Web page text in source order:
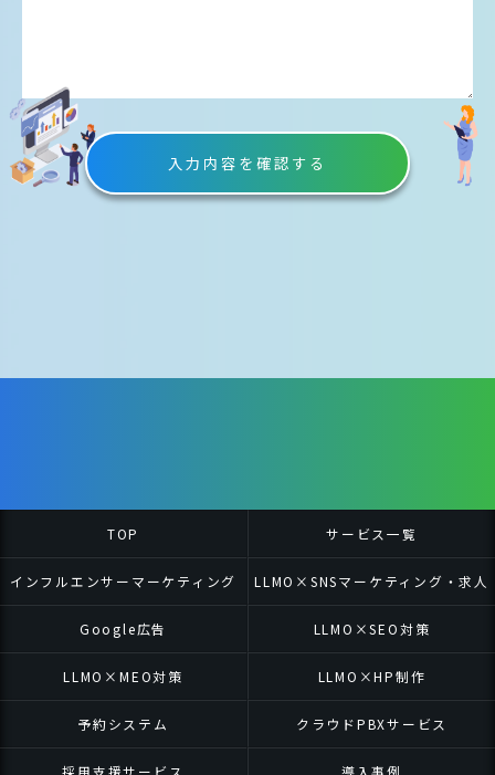
お問い合わせはこちら
TOP サービス一覧
インフルエンサーマーケティング LLMO×SNSマーケティング・求人
Google広告 LLMO×SEO対策
LLMO×MEO対策 LLMO×HP制作
予約システム クラウドPBXサービス
採用支援サービス 導入事例